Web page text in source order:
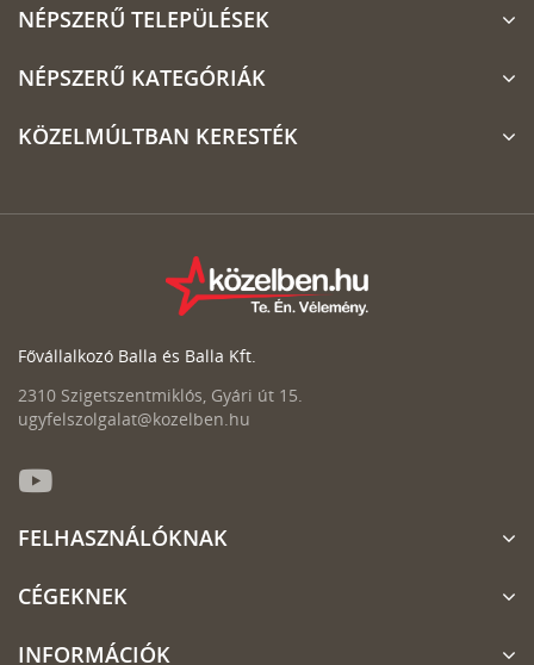
NÉPSZERŰ TELEPÜLÉSEK
NÉPSZERŰ KATEGÓRIÁK
KÖZELMÚLTBAN KERESTÉK
Fővállalkozó Balla és Balla Kft.
2310 Szigetszentmiklós, Gyári út 15.
ugyfelszolgalat@kozelben.hu
FELHASZNÁLÓKNAK
CÉGEKNEK
INFORMÁCIÓK